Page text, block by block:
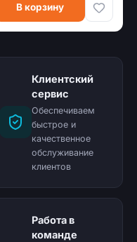
В корзину
Клиентский
сервис
Обеспечиваем
быстрое и
качественное
обслуживание
клиентов
Работа в
команде